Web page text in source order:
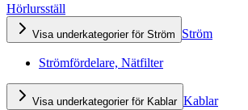
Hörlursställ
Visa underkategorier för Ström Ström
Strömfördelare, Nätfilter
Visa underkategorier för Kablar Kablar